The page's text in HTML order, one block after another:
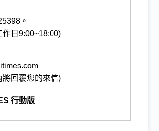
。
作日9:00~18:00)
將回覆您的來信)
行動版